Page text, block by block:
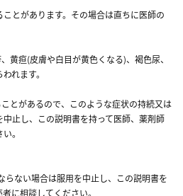
とがあります。その場合は直ちに医師の
黄疸(皮膚や白目が黄色くなる)、褐色尿、
れます。
とがあるので、このような症状の持続又は
止し、この説明書を持って医師、薬剤師
。
らない場合は服用を中止し、この説明書を
に相談してください。